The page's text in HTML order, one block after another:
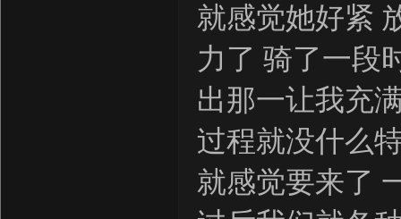
就感觉她好紧
力了 骑了一段
出那一让我充
过程就没什么
就感觉要来了